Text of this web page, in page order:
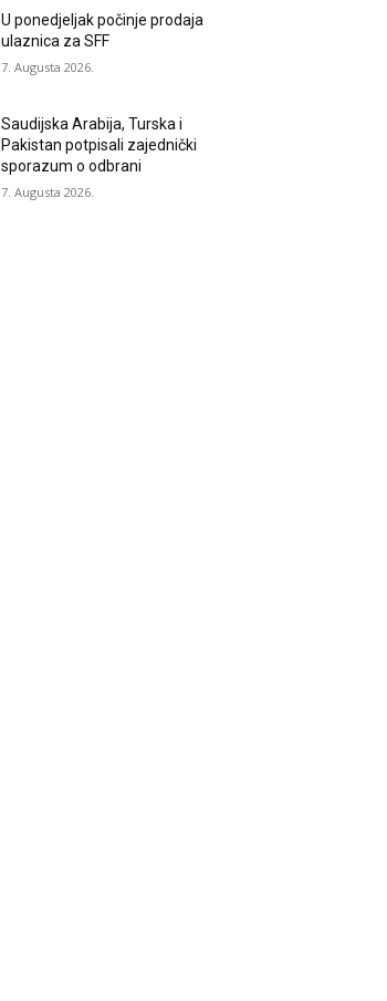
U ponedjeljak počinje prodaja
ulaznica za SFF
7. Augusta 2026.
Saudijska Arabija, Turska i
Pakistan potpisali zajednički
sporazum o odbrani
7. Augusta 2026.